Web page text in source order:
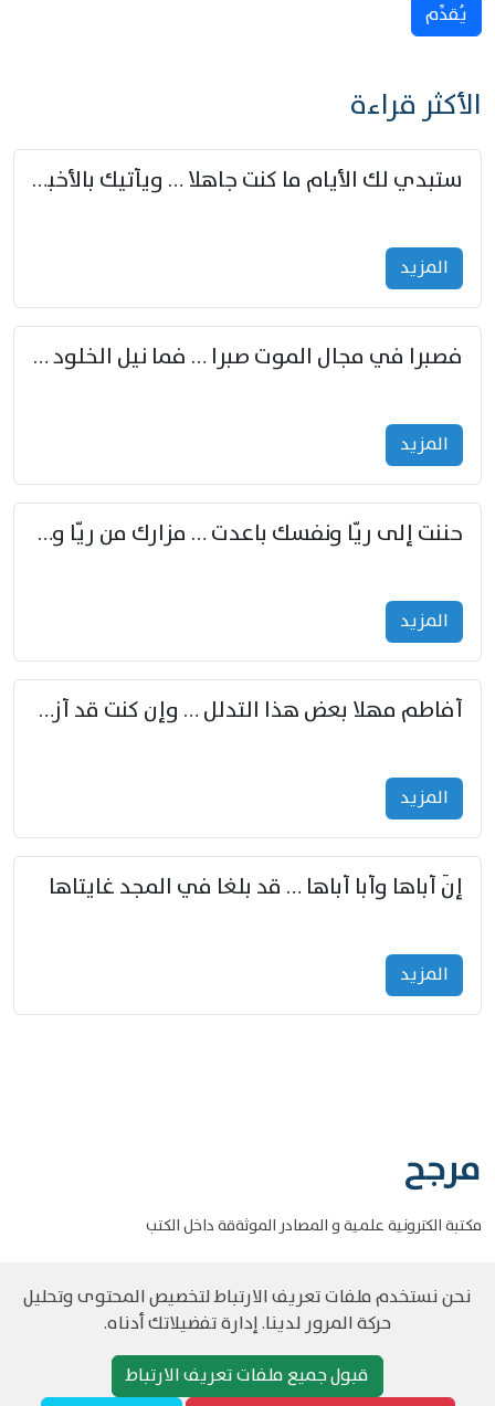
يُقدِّم
الأكثر قراءة
ستبدي لك الأيام ما كنت جاهلا … ويأتيك بالأخبار من لم تزوّد
المزید
فصبرا في مجال الموت صبرا … فما نيل الخلود بمستطاع
المزید
حننت إلى ريّا ونفسك باعدت … مزارك من ريّا وشعباكما معا
المزید
أفاطم مهلا بعض هذا التدلل … وإن كنت قد أزمعت صرمي فأجملي
المزید
إنّ أباها وأبا أباها … قد بلغا في المجد غايتاها
المزید
مرجح
مكتبة الكترونية علمية و المصادر الموثةقة داخل الكتب
حقوق الطبع والنشر مرجح جميع الحقوق محفوظةسياسة و الخصوصية
نحن نستخدم ملفات تعريف الارتباط لتخصيص المحتوى وتحليل
حركة المرور لدينا. إدارة تفضيلاتك أدناه.
قبول جميع ملفات تعريف الارتباط